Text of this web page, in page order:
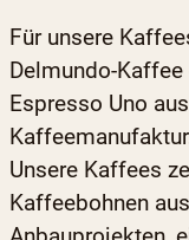
Für unsere
Delmundo-
Espresso Uno
Unsere Kaffees
Kaffeebohnen